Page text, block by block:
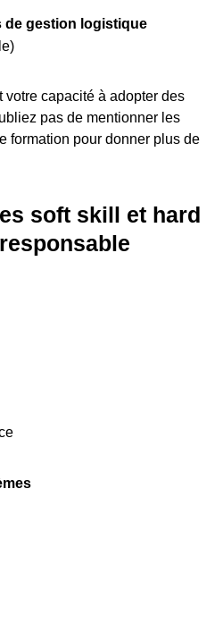
de gestion logistique
votre capacité à adopter des
pas de mentionner les
formation pour donner plus de
soft skill et hard